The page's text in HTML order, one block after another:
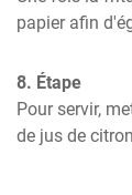
papier afin
8. Étape
Pour servir,
de jus de